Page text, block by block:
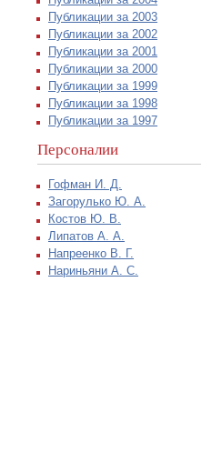
Публикации за 2003
Публикации за 2002
Публикации за 2001
Публикации за 2000
Публикации за 1999
Публикации за 1998
Публикации за 1997
Персоналии
Гофман И. Д.
Загорулько Ю. А.
Костов Ю. В.
Липатов А. А.
Напреенко В. Г.
Нариньяни А. С.